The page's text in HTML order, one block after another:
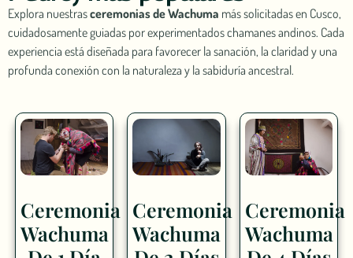
Explora nuestrasceremonias de Wachuma más solicitadas en Cusco,
cuidadosamente guiadas por experimentados chamanes andinos. Cada
experiencia está diseñada para favorecer la sanación, la claridad y una
profunda conexión con la naturaleza y la sabiduría ancestral.
Ceremonia
Wachuma
Ceremonia
Wachuma
Ceremonia
Wachuma